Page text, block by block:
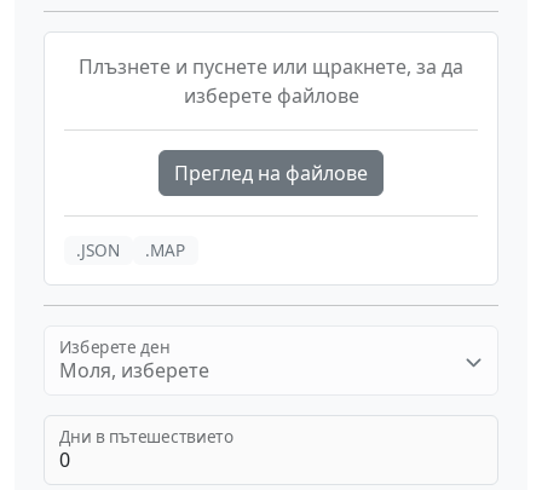
Плъзнете и пуснете или щракнете, за да
изберете файлове
Преглед на файлове
.JSON .MAP
Моля, изберете
Изберете ден
Дни в пътешествието